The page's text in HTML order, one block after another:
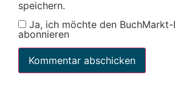
speichern.
Ja, ich möchte den
abonnieren